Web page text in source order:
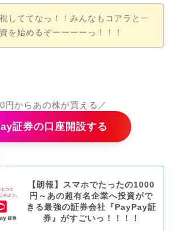
しててなっ！！みんなもコアラと一
を始めるぞーーーーっ！！！
円からあの株が買える／
証券の口座開設する
【朗報】スマホでたったの1000
円～あの超有名企業へ投資がで
きる最強の証券会社『PayPay証
券』がすごいっ！！！！